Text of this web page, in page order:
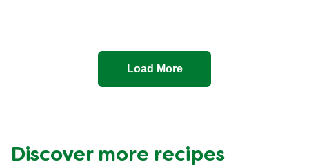
Load More
Discover more recipes